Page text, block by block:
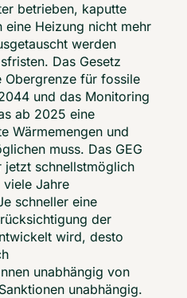
betrieben, kaputte
eine Heizung nicht mehr
werden
Das Gesetz
Obergrenze für fossile
und das Monitoring
ab 2025 eine
Wärmemengen und
muss. Das GEG
jetzt schnellstmöglich
viele Jahre
schneller eine
der
wird, desto
unabhängig von
unabhängig.